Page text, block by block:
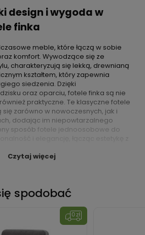
design i wygoda w
finka
meble, które łączą w sobie
komfort. Wywodzące się ze
charakteryzują się lekką, drewnianą
kształtem, który zapewnia
siedzenia. Dzięki
oraz oparciu, fotele finka są nie
praktyczne. Te klasyczne fotele
zarówno w nowoczesnych, jak i
dodając im niepowtarzalnego
sposób fotele jednoosobowe do
rozwiązanie dla osób, które
minimalistyczny design. Fotel ten,
konstrukcji, oferuje doskonałe
co sprawia, że jest idealny do
Czytaj więcej
spodobać